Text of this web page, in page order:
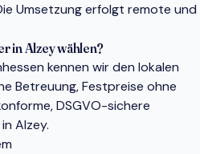
Umsetzung erfolgt remote und
in Alzey wählen?
kennen wir den lokalen
Betreuung, Festpreise ohne
DSGVO-sichere
Alzey.